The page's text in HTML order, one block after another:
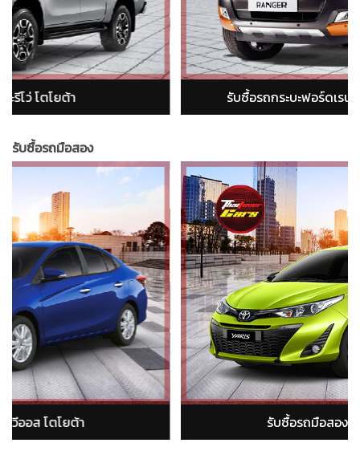
Ranger) รับซื้อรถกระบะอีซูซุ ดีแม็ก (isuzu
รับซื้อรถมือสอง
า รับซื้อรถมือสองอัลติส โตโยต้า